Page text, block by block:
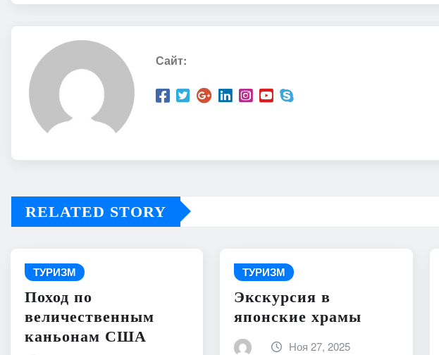
Сайт:
RELATED STORY
ТУРИЗМ
Поход по
величественным
каньонам США
ТУРИЗМ
Экскурсия в
японские храмы
Ноя 27, 2025